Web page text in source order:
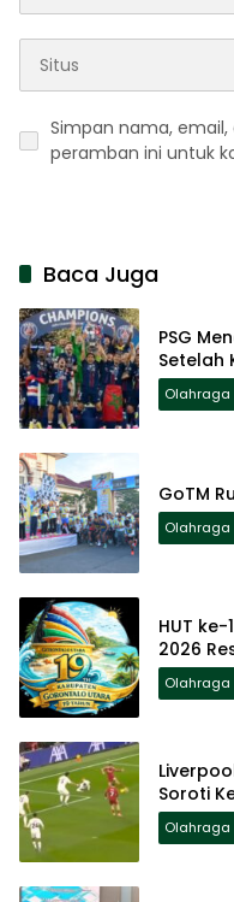
Simpan nama,
peramban ini untuk
Baca Juga
PSG
Setelah
Olahraga
GoTM
Olahraga
HUT
2026
Olahraga
Soroti
Olahraga